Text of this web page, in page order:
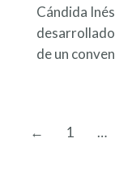
Cándida
de un
← 1 …